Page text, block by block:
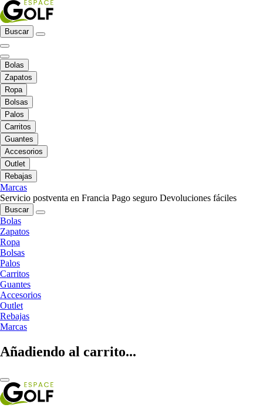
Buscar
Bolas
Zapatos
Ropa
Bolsas
Palos
Carritos
Guantes
Accesorios
Outlet
Rebajas
Marcas
Servicio postventa en Francia Pago seguro Devoluciones fáciles
Buscar
Bolas
Zapatos
Ropa
Bolsas
Palos
Carritos
Guantes
Accesorios
Outlet
Rebajas
Marcas
Añadiendo al carrito...